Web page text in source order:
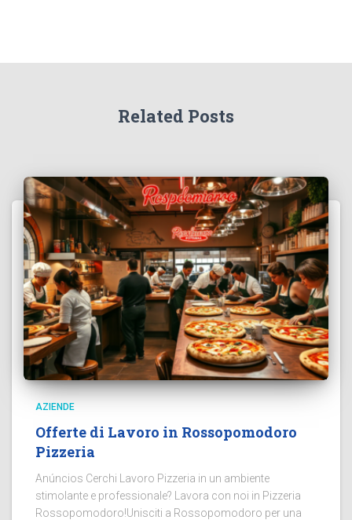
Related Posts
AZIENDE
Offerte di Lavoro in Rossopomodoro
Pizzeria
Anúncios Cerchi Lavoro Pizzeria in un ambiente
stimolante e professionale? Lavora con noi in Pizzeria
Rossopomodoro!Unisciti a Rossopomodoro per una